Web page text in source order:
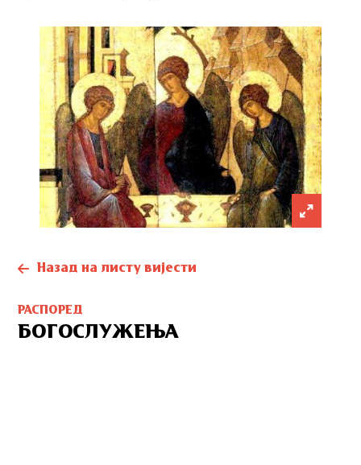
Назад на листу вијести
РАСПОРЕД
БОГОСЛУЖЕЊА